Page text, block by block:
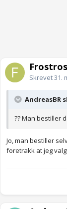
Skrevet31.
AndreasBR
?? Man bestiller
Jo, man bestiller
foretrakk at jeg